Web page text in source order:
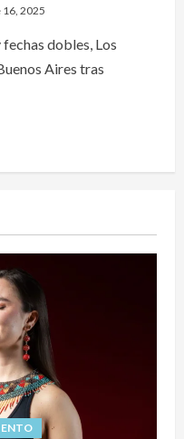
2025
dobles, Los
Aires tras